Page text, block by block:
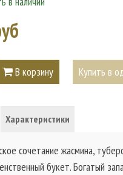
В корзину Купить в
Характеристики
сочетание жасмина,
букет. Богатый